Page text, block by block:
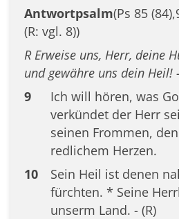
Antwortpsalm(Ps 85
(R: vgl. 8))
R Erweise uns, Herr, deine
und gewähre uns dein Heil!
9
Ich will hören, was
verkündet der Herr
seinen Frommen,
redlichem Herzen.
10
Sein Heil ist denen
fürchten. * Seine
unserm Land. - (R)